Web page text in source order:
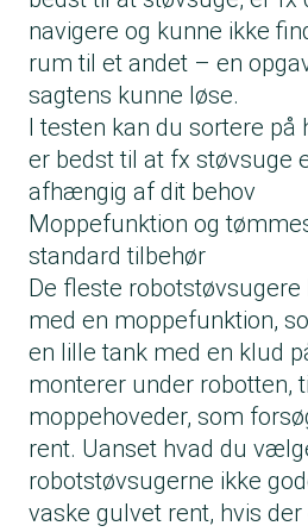
navigere og kunne ikke
rum til et andet – en
sagtens kunne løse.
I testen kan du sortere
er bedst til at fx støvsuge
afhængig af dit behov
Moppefunktion og
standard tilbehør
De fleste
med en moppefunktion,
en lille tank med en klud
monterer under robotten,
moppehoveder, som
rent. Uanset hvad du
robotstøvsugerne ikke
vaske gulvet rent, hvis